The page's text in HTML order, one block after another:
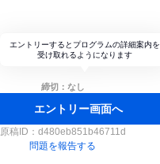
エントリーするとプログラムの詳細案内を
受け取れるようになります
締切：なし
エントリー画面へ
原稿ID： d480eb851b46711d
問題を報告する